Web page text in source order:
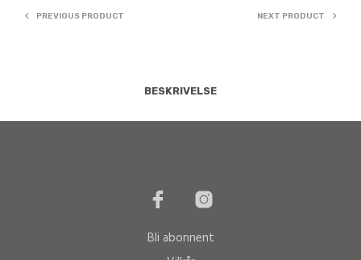
PREVIOUS PRODUCT NEXT PRODUCT
BESKRIVELSE
Bli abonnent